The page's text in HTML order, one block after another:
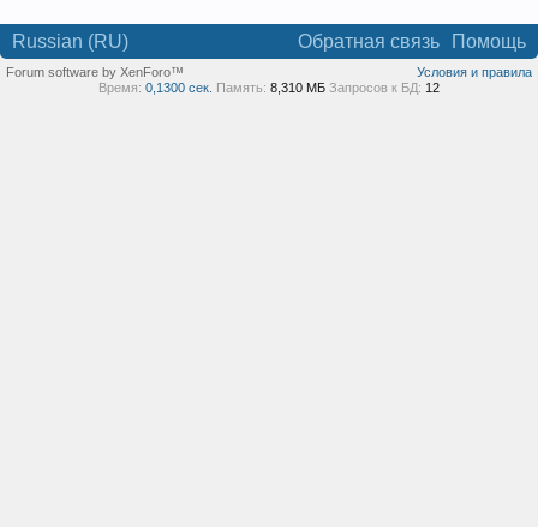
Russian (RU) Обратная связь Помощь
Условия и правила
Forum software by XenForo™
Время: 0,1300 сек. Память: 8,310 МБ Запросов к БД: 12